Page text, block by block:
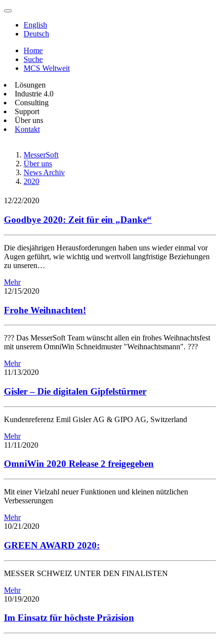
English
Deutsch
Home
Suche
MCS Weltweit
Lösungen
Industrie 4.0
Consulting
Support
Über uns
Kontakt
MesserSoft
Über uns
News Archiv
2020
12/22/2020
Goodbye 2020: Zeit für ein „Danke“
Die diesjährigen Herausforderungen haben uns wieder einmal vor
Augen geführt, wie wichtig und wertvoll langfristige Beziehungen
zu unseren…
Mehr
12/15/2020
Frohe Weihnachten!
??? Das MesserSoft Team wünscht allen ein frohes Weihnachtsfest
mit unserem OmniWin Schneidmuster "Weihnachtsmann". ???
Mehr
11/13/2020
Gisler – Die digitalen Gipfelstürmer
Kundenreferenz Emil Gisler AG & GIPO AG, Switzerland
Mehr
11/11/2020
OmniWin 2020 Release 2 freigegeben
Mit einer Vielzahl neuer Funktionen und kleinen nützlichen
Verbesserungen
Mehr
10/21/2020
GREEN AWARD 2020:
MESSER SCHWEIZ UNTER DEN FINALISTEN
Mehr
10/19/2020
Im Einsatz für höchste Präzision